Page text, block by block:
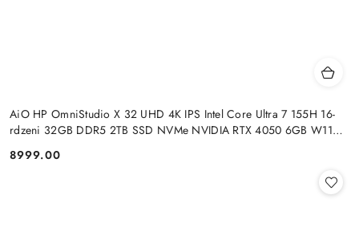
AiO HP OmniStudio X 32 UHD 4K IPS Intel Core Ultra 7 155H 16-
rdzeni 32GB DDR5 2TB SSD NVMe NVIDIA RTX 4050 6GB W11
Cena:
8999.00